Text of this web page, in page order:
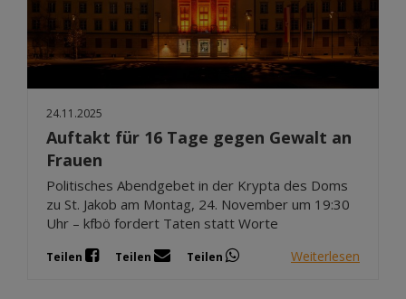
24.11.2025
Auftakt für 16 Tage gegen Gewalt an
Frauen
Politisches Abendgebet in der Krypta des Doms
zu St. Jakob am Montag, 24. November um 19:30
Uhr – kfbö fordert Taten statt Worte
Teilen Teilen Teilen Weiterlesen